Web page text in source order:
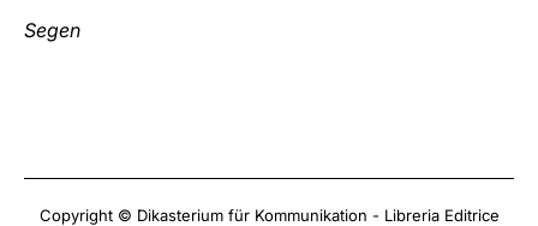
Segen
Copyright © Dikasterium für Kommunikation - Libreria Editrice